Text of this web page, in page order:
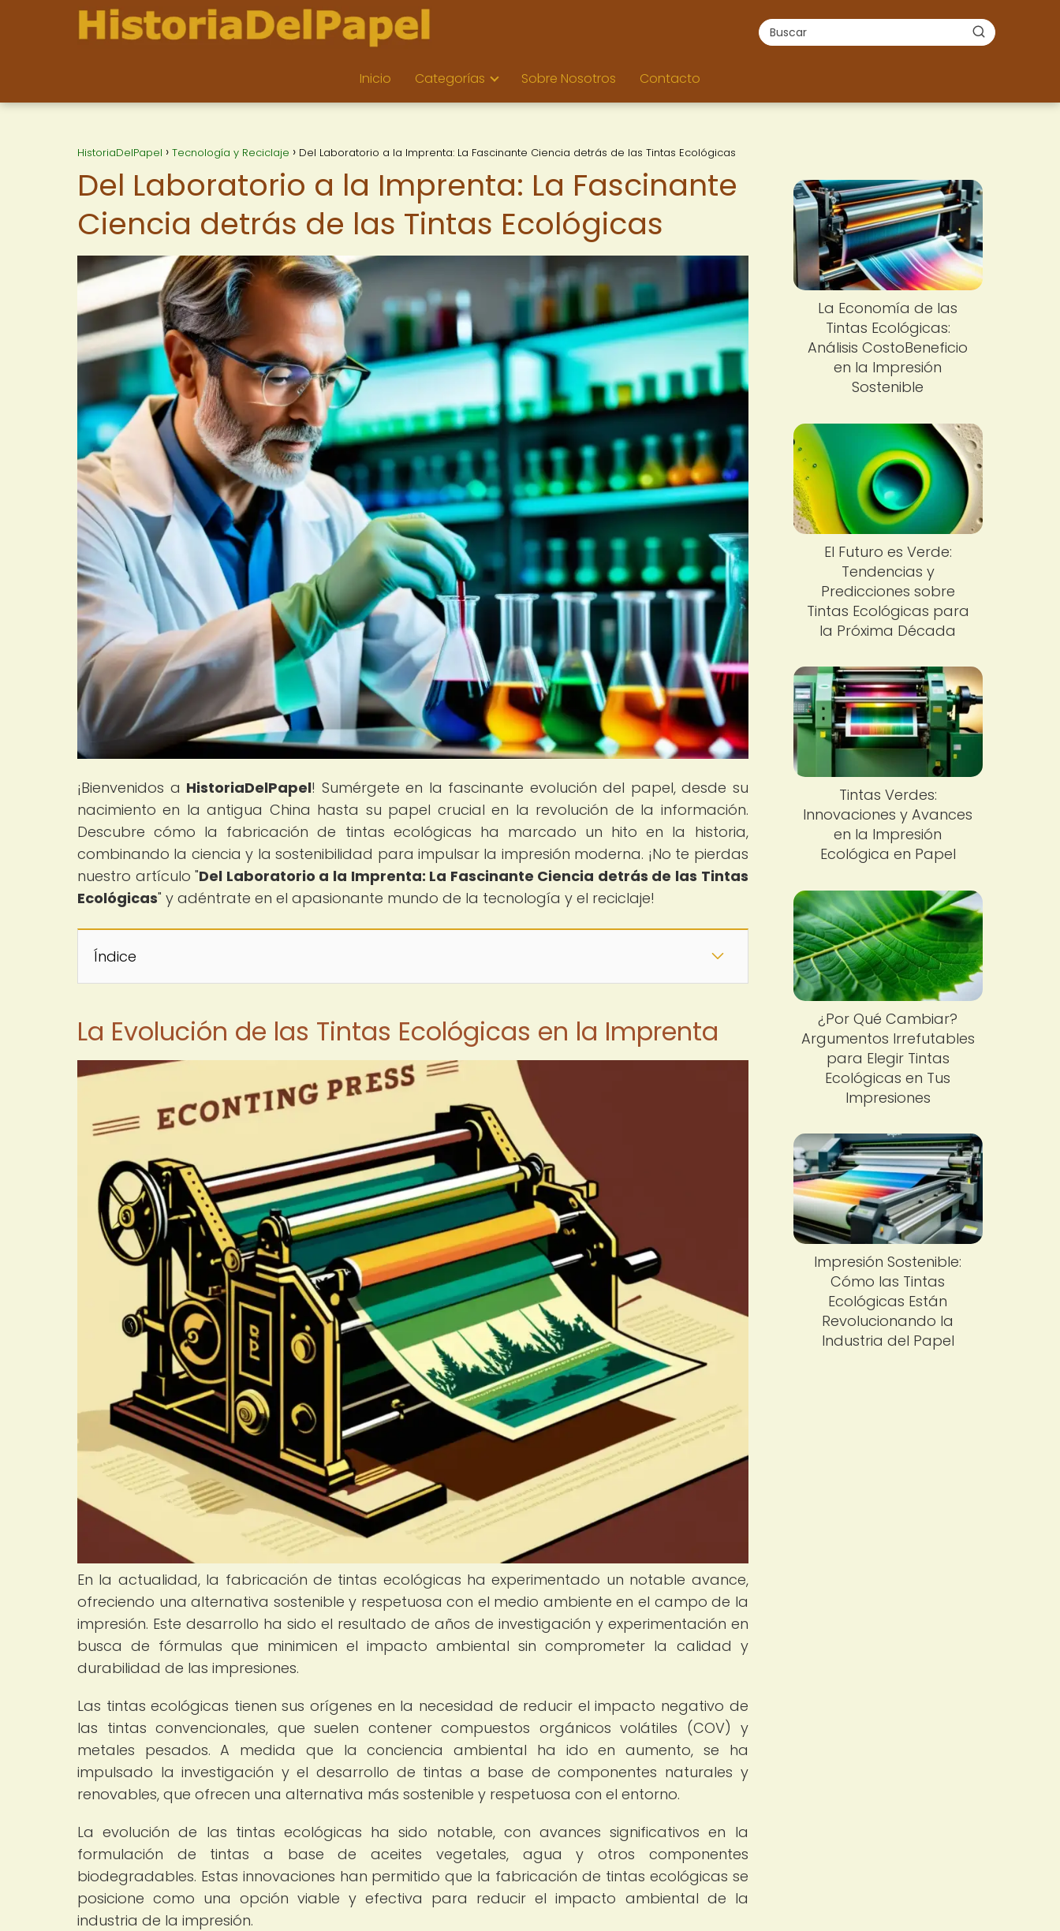
Inicio Categorías Sobre Nosotros Contacto
HistoriaDelPapel Tecnología y Reciclaje Del Laboratorio a la Imprenta: La Fascinante Ciencia detrás de las Tintas Ecológicas
Del Laboratorio a la Imprenta: La Fascinante
Ciencia detrás de las Tintas Ecológicas
¡Bienvenidos a HistoriaDelPapel! Sumérgete en la fascinante evolución del papel, desde su
nacimiento en la antigua China hasta su papel crucial en la revolución de la información.
Descubre cómo la fabricación de tintas ecológicas ha marcado un hito en la historia,
combinando la ciencia y la sostenibilidad para impulsar la impresión moderna. ¡No te pierdas
nuestro artículo "Del Laboratorio a la Imprenta: La Fascinante Ciencia detrás de las Tintas
Ecológicas" y adéntrate en el apasionante mundo de la tecnología y el reciclaje!
Índice
La Evolución de las Tintas Ecológicas en la Imprenta
En la actualidad, la fabricación de tintas ecológicas ha experimentado un notable avance,
ofreciendo una alternativa sostenible y respetuosa con el medio ambiente en el campo de la
impresión. Este desarrollo ha sido el resultado de años de investigación y experimentación en
busca de fórmulas que minimicen el impacto ambiental sin comprometer la calidad y
durabilidad de las impresiones.
Las tintas ecológicas tienen sus orígenes en la necesidad de reducir el impacto negativo de
las tintas convencionales, que suelen contener compuestos orgánicos volátiles (COV) y
metales pesados. A medida que la conciencia ambiental ha ido en aumento, se ha
impulsado la investigación y el desarrollo de tintas a base de componentes naturales y
renovables, que ofrecen una alternativa más sostenible y respetuosa con el entorno.
La evolución de las tintas ecológicas ha sido notable, con avances significativos en la
formulación de tintas a base de aceites vegetales, agua y otros componentes
biodegradables. Estas innovaciones han permitido que la fabricación de tintas ecológicas se
posicione como una opción viable y efectiva para reducir el impacto ambiental de la
industria de la impresión.
La Economía de las
Tintas Ecológicas:
Análisis CostoBeneficio
en la Impresión
Sostenible
El Futuro es Verde:
Tendencias y
Predicciones sobre
Tintas Ecológicas para
la Próxima Década
Tintas Verdes:
Innovaciones y Avances
en la Impresión
Ecológica en Papel
¿Por Qué Cambiar?
Argumentos Irrefutables
para Elegir Tintas
Ecológicas en Tus
Impresiones
Impresión Sostenible:
Cómo las Tintas
Ecológicas Están
Revolucionando la
Industria del Papel